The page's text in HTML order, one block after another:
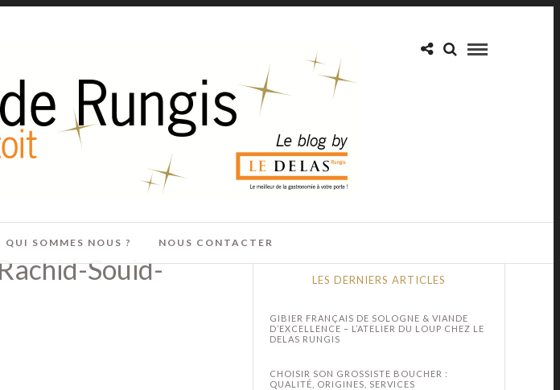
QUI SOMMES NOUS ? NOUS CONTACTER
Souid-
LES DERNIERS ARTICLES
GIBIER FRANÇAIS DE SOLOGNE & VIANDE
D’EXCELLENCE – L’ATELIER DU LOUP CHEZ LE
DELAS RUNGIS
CHOISIR SON GROSSISTE BOUCHER :
QUALITÉ, ORIGINES, SERVICES